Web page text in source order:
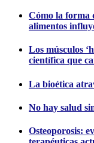
Cómo la forma
alimentos
Los músculos
científica que
La bioética
No hay salud
Osteoporosis: